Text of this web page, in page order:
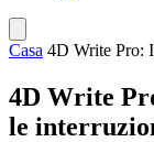
Casa 4D Write Pro:
4D Write
le